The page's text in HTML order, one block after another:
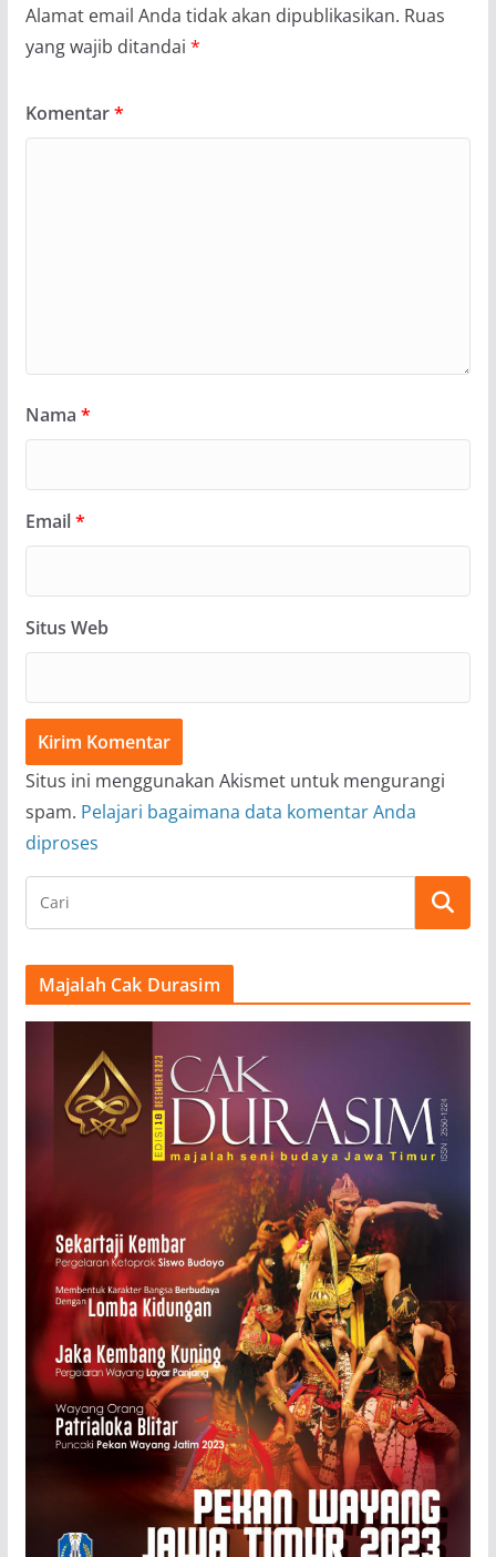
Alamat email Anda tidak akan dipublikasikan. Ruas
yang wajib ditandai *
Komentar*
Nama *
Email*
Situs Web
Situs ini menggunakan Akismet untuk mengurangi
spam. Pelajari bagaimana data komentar Anda
diproses
Majalah Cak Durasim